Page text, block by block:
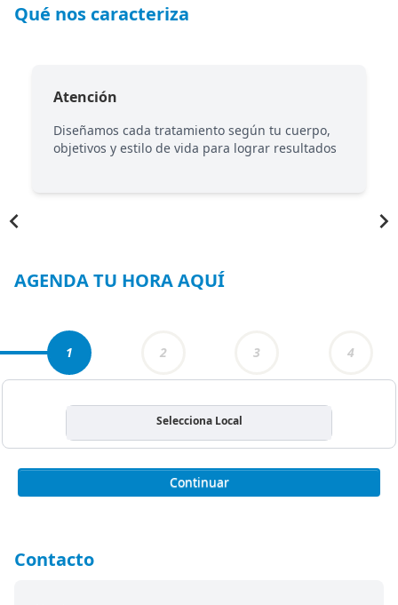
Qué nos caracteriza
Atención
Diseñamos cada tratamiento según tu cuerpo,
objetivos y estilo de vida para lograr resultados
AGENDA TU HORA AQUÍ
1 2 3 4
Selecciona Local
Continuar
Contacto